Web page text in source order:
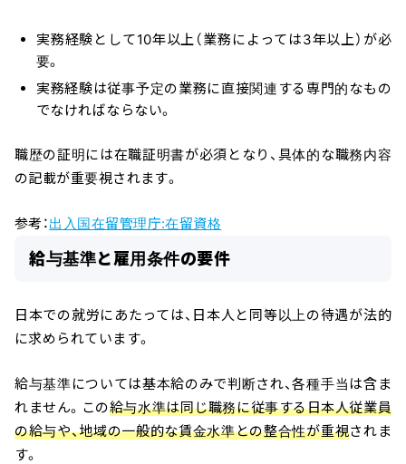
実務経験として10年以上（業務によっては3年以上）が必
要。
実務経験は従事予定の業務に直接関連する専門的なもの
でなければならない。
職歴の証明には在職証明書が必須となり、具体的な職務内容
の記載が重要視されます。
参考：出入国在留管理庁:在留資格
給与基準と雇用条件の要件
日本での就労にあたっては、日本人と同等以上の待遇が法的
に求められています。
給与基準については基本給のみで判断され、各種手当は含ま
れません。この給与水準は同じ職務に従事する日本人従業員
の給与や、地域の一般的な賃金水準との整合性が重視されま
す。